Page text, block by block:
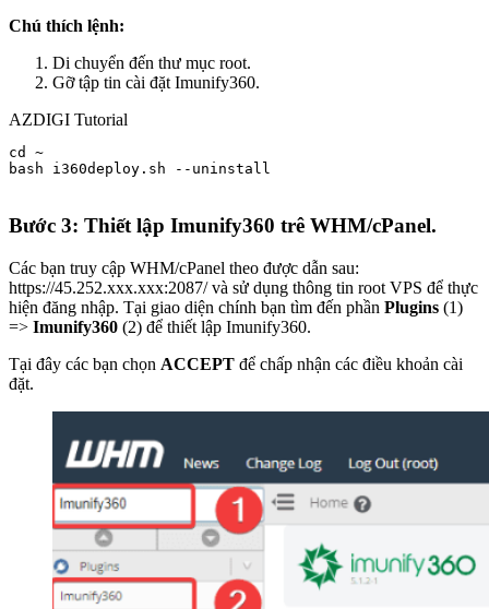
Chú thích lệnh:
Di chuyển đến thư mục root.
Gỡ tập tin cài đặt Imunify360.
AZDIGI Tutorial
cd ~
bash i360deploy.sh --uninstall
Bước 3: Thiết lập Imunify360 trê WHM/cPanel.
Các bạn truy cập WHM/cPanel theo được dẫn sau:
https://45.252.xxx.xxx:2087/ và sử dụng thông tin root VPS để thực
hiện đăng nhập. Tại giao diện chính bạn tìm đến phần Plugins (1)
=> Imunify360 (2) để thiết lập Imunify360.
Tại đây các bạn chọn ACCEPT để chấp nhận các điều khoản cài
đặt.